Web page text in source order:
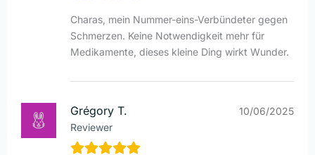
Charas, mein Nummer-eins-Verbündeter gegen
Schmerzen. Keine Notwendigkeit mehr für
Medikamente, dieses kleine Ding wirkt Wunder.
Grégory T.
Reviewer
10/06/2025